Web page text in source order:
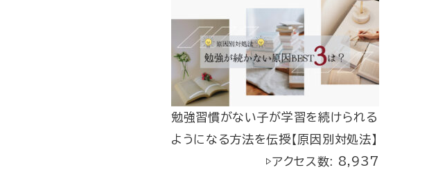
勉強習慣がない子が学習を続けられる
ようになる方法を伝授【原因別対処法】
▷アクセス数: 8,937